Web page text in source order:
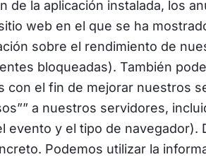
la aplicación instalada, los
web en el que se ha
sobre el rendimiento de
bloqueadas). También
el fin de mejorar nuestros
a nuestros servidores,
y el tipo de navegador).
Podemos utilizar la